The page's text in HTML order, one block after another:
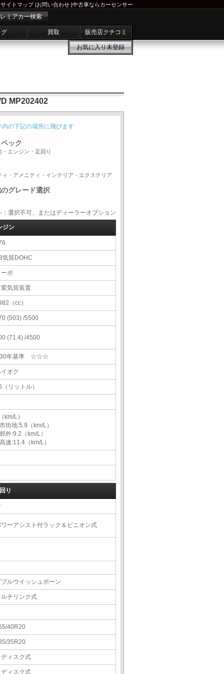
サイトマップ|お問い合わせ |中古車ならカーセンサー
ミアカー検索
買取 販売店クチコミ
お気に入り未登録
MP202402
内の下記の場所に飛びます
ック
・エンジン・足回り
ィ・アメニティ・インテリア・エクステリア
グレード選択
択不可、またはディーラーオプション
ジン
気筒DOHC
ボ
気筒装置
（cc）
(503) /5500
(71.4) /4500
年基準 ☆☆☆
オク
（リットル）
km/L）
街地:5.9（km/L）
外:9.2（km/L）
速:11.4（km/L）
り
ーアシスト付ラック＆ピニオン式
ルウイッシュボーン
チリンク式
40R20
35R20
ィスク式
ィスク式